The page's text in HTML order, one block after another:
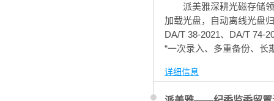
派美雅深耕光磁存储
加载光盘，自动离线光盘
DA/T 38-2021、DA/T 74-
“一次录入、多重备份、长
详细信息